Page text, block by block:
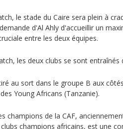
le stade du Caire sera plein à
d'Al Ahly d'accueillir un
entre les deux équipes.
les deux clubs se sont entraînés
au sort dans le groupe B aux
Young Africans (Tanzanie).
champions de la CAF,
champions africains, est une